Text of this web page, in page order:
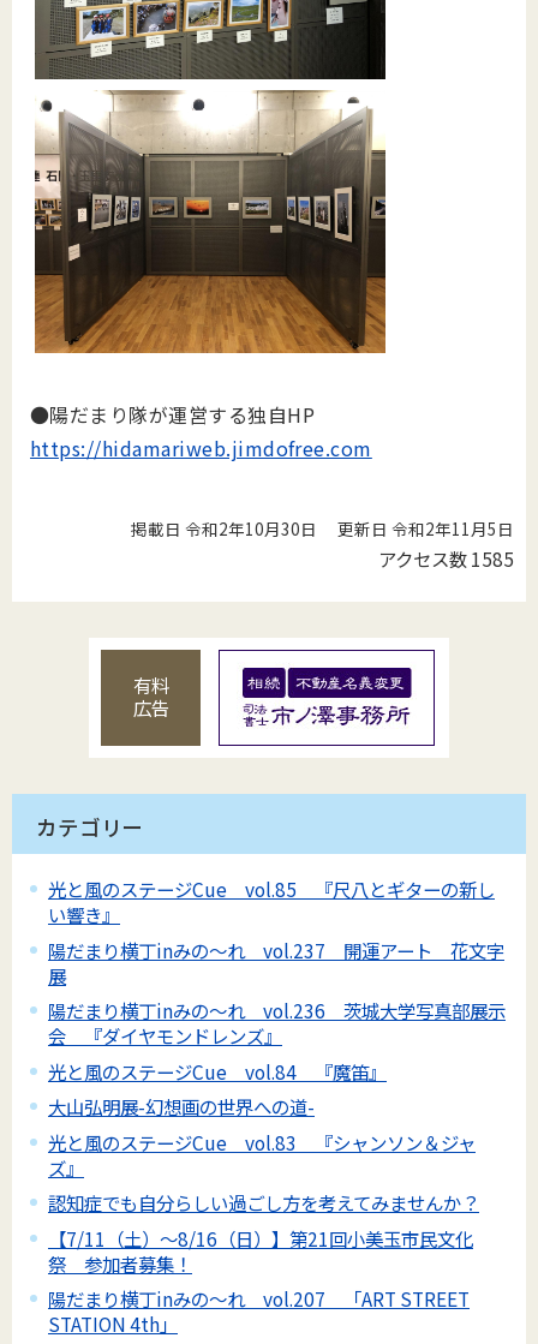
●陽だまり隊が運営する独自HP
https://hidamariweb.jimdofree.com
掲載日 令和2年10月30日 更新日 令和2年11月5日
アクセス数1585
有料
広告
カテゴリー
光と風のステージCue vol.85 『尺八とギターの新し
い響き』
陽だまり横丁inみの～れ vol.237 開運アート 花文字
展
陽だまり横丁inみの～れ vol.236 茨城大学写真部展示
会 『ダイヤモンドレンズ』
光と風のステージCue vol.84 『魔笛』
大山弘明展-幻想画の世界への道-
光と風のステージCue vol.83 『シャンソン＆ジャ
ズ』
認知症でも自分らしい過ごし方を考えてみませんか？
【7/11（土）～8/16（日）】第21回小美玉市民文化
祭 参加者募集！
陽だまり横丁inみの～れ vol.207 「ART STREET
STATION 4th」